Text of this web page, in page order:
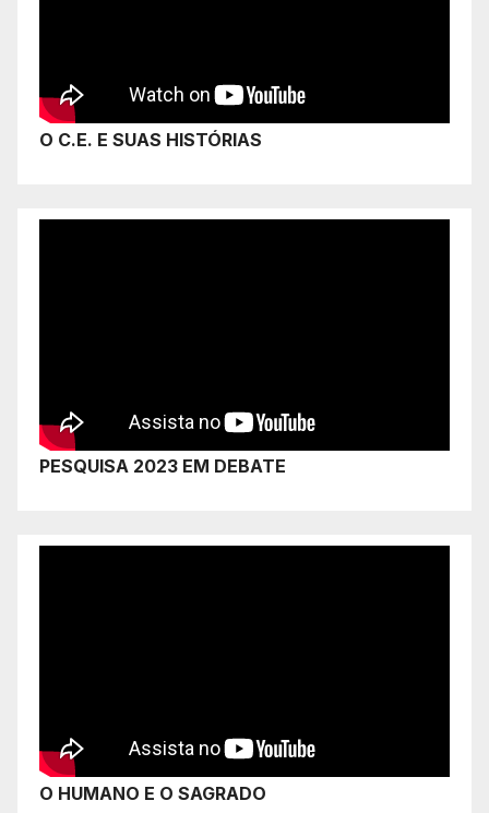
O C.E. E SUAS HISTÓRIAS
PESQUISA 2023 EM DEBATE
O HUMANO E O SAGRADO